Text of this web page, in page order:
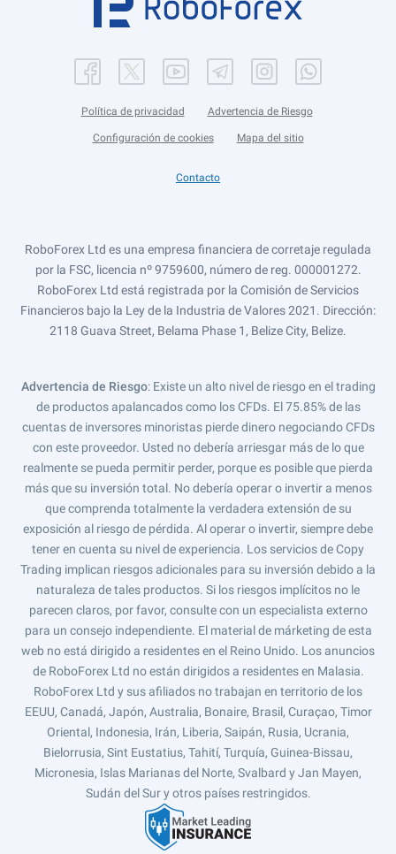
Política de privacidad Advertencia de Riesgo
Configuración de cookies Mapa del sitio
Contacto
RoboForex Ltd es una empresa financiera de corretaje regulada
por la FSC, licencia nº 9759600, número de reg. 000001272.
RoboForex Ltd está registrada por la Comisión de Servicios
Financieros bajo la Ley de la Industria de Valores 2021. Dirección:
2118 Guava Street, Belama Phase 1, Belize City, Belize.
Advertencia de Riesgo: Existe un alto nivel de riesgo en el trading
de productos apalancados como los CFDs. El 75.85% de las
cuentas de inversores minoristas pierde dinero negociando CFDs
con este proveedor. Usted no debería arriesgar más de lo que
realmente se pueda permitir perder, porque es posible que pierda
más que su inversión total. No debería operar o invertir a menos
que comprenda totalmente la verdadera extensión de su
exposición al riesgo de pérdida. Al operar o invertir, siempre debe
tener en cuenta su nivel de experiencia. Los servicios de Copy
Trading implican riesgos adicionales para su inversión debido a la
naturaleza de tales productos. Si los riesgos implícitos no le
parecen claros, por favor, consulte con un especialista externo
para un consejo independiente. El material de márketing de esta
web no está dirigido a residentes en el Reino Unido. Los anuncios
de RoboForex Ltd no están dirigidos a residentes en Malasia.
RoboForex Ltd y sus afiliados no trabajan en territorio de los
EEUU, Canadá, Japón, Australia, Bonaire, Brasil, Curaçao, Timor
Oriental, Indonesia, Irán, Liberia, Saipán, Rusia, Ucrania,
Bielorrusia, Sint Eustatius, Tahití, Turquía, Guinea-Bissau,
Micronesia, Islas Marianas del Norte, Svalbard y Jan Mayen,
Sudán del Sur y otros países restringidos.